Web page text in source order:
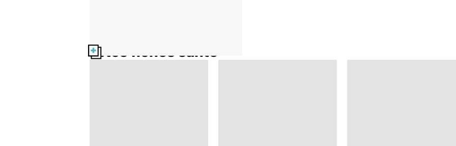
Nos fiches santé